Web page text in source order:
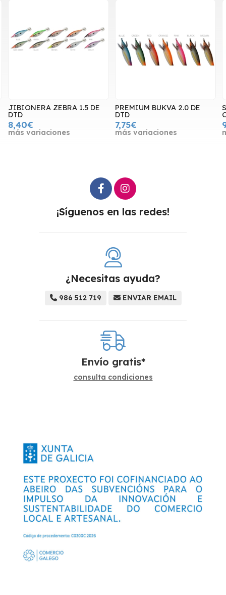
JIBIONERA ZEBRA 1.5 DE
DTD
8,40€
más variaciones
PREMIUM BUKVA 2.0 DE
DTD
7,75€
más variaciones
¡Síguenos en las redes!
¿Necesitas ayuda?
986 512 719 ENVIAR EMAIL
Envío gratis*
consulta condiciones